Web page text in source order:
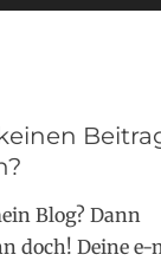
Blog? Dann
doch! Deine e-